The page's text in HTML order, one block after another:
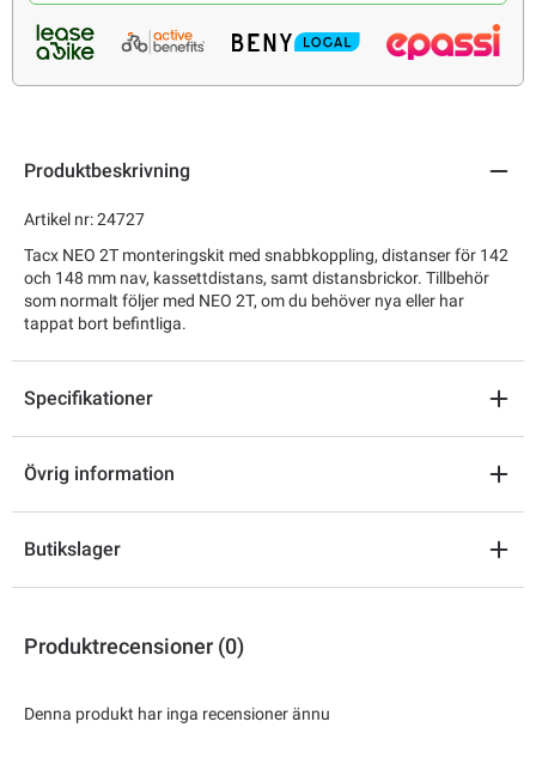
Produktbeskrivning
Artikel nr: 24727
Tacx NEO 2T monteringskit med snabbkoppling, distanser för 142
och 148 mm nav, kassettdistans, samt distansbrickor. Tillbehör
som normalt följer med NEO 2T, om du behöver nya eller har
tappat bort befintliga.
Specifikationer
Övrig information
Butikslager
Produktrecensioner (0)
Denna produkt har inga recensioner ännu